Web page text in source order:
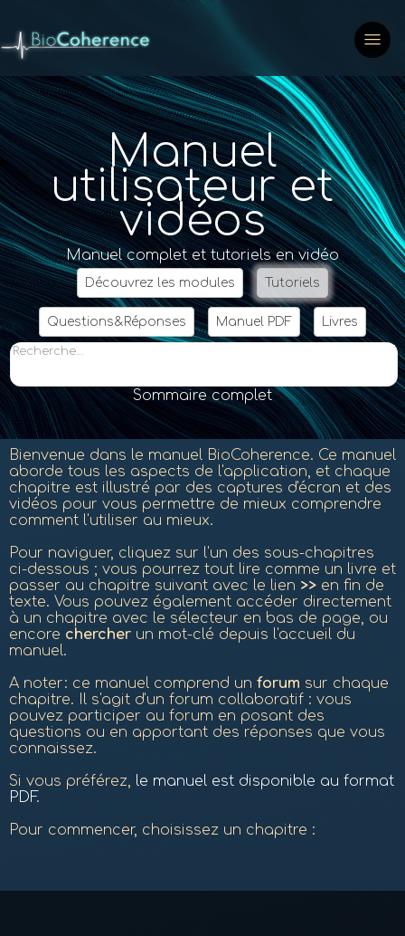
Manuel
utilisateur et
vidéos
Manuel complet et tutoriels en vidéo
Découvrez les modules Tutoriels
Questions&Réponses Manuel PDF Livres
Recherche...
Sommaire complet
Bienvenue dans le manuel BioCoherence. Ce manuel
aborde tous les aspects de l'application, et chaque
chapitre est illustré par des captures d'écran et des
vidéos pour vous permettre de mieux comprendre
comment l'utiliser au mieux.
Pour naviguer, cliquez sur l'un des sous-chapitres
ci-dessous ; vous pourrez tout lire comme un livre et
passer au chapitre suivant avec le lien >>en fin de
texte. Vous pouvez également accéder directement
à un chapitre avec le sélecteur en bas de page, ou
encore chercherun mot-clé depuis l'accueil du
manuel.
A noter: ce manuel comprend un forum sur chaque
chapitre. Il s'agit d'un forum collaboratif : vous
pouvez participer au forum en posant des
questions ou en apportant des réponses que vous
connaissez.
Si vous préférez, le manuel est disponible au format
PDF.
Pour commencer, choisissez un chapitre :